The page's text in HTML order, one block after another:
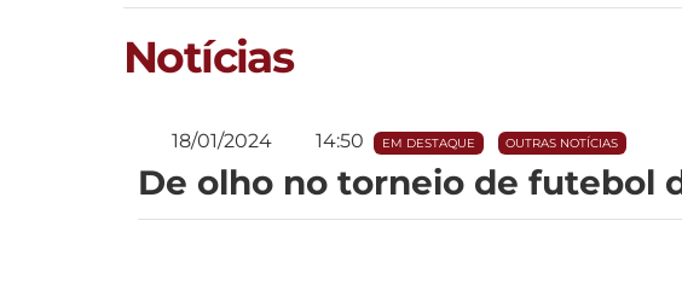
Notícias
18/01/2024 14:50 EM DESTAQUE OUTRAS NOTÍCIAS
De olho no torneio de futebol